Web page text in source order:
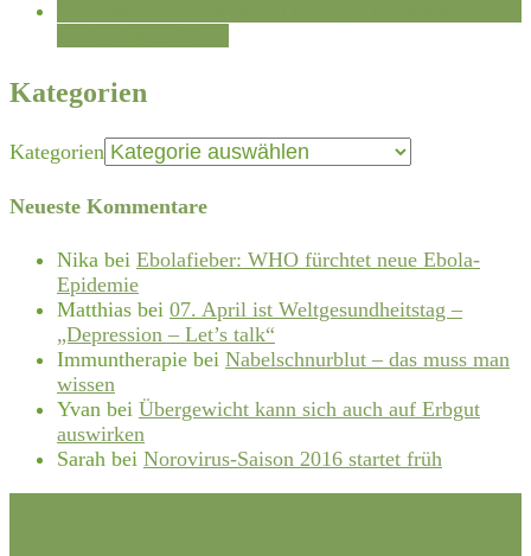
Kategorien
Kategorien
Neueste Kommentare
Nika bei Ebolafieber: WHO fürchtet neue Ebola-
Epidemie
Matthias bei 07. April ist Weltgesundheitstag –
„Depression – Let’s talk“
Immuntherapie bei Nabelschnurblut – das muss man
wissen
Yvan bei Übergewicht kann sich auch auf Erbgut
auswirken
Sarah bei Norovirus-Saison 2016 startet früh